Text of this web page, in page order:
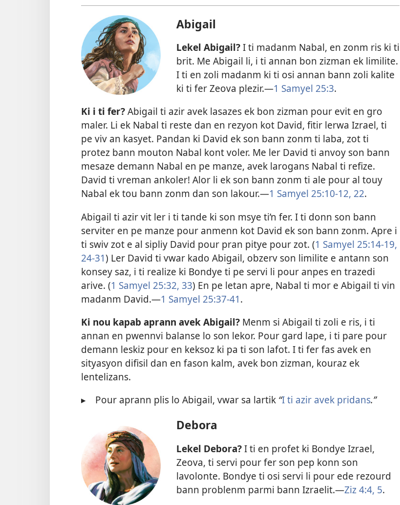
Abigail
Lekel Abigail?I ti madanm Nabal, en zonm ris ki ti
brit. Me Abigail li, i ti annan bon zizman ek limilite.
I ti en zoli madanm ki ti osi annan bann zoli kalite
ki ti fer Zeova plezir.​—1 Samyel 25:3.
Ki i ti fer?Abigail ti azir avek lasazes ek bon zizman pour evit en gro
maler. Li ek Nabal ti reste dan en rezyon kot David, fitir lerwa Izrael, ti
pe viv an kasyet. Pandan ki David ek son bann zonm ti laba, zot ti
protez bann mouton Nabal kont voler. Me ler David ti anvoy son bann
mesaze demann Nabal en pe manze, avek larogans Nabal ti refize.
David ti vreman ankoler! Alor li ek son bann zonm ti ale pour al touy
Nabal ek tou bann zonm dan son lakour.​—1 Samyel 25:10-12, 22.
Abigail ti azir vit ler i ti tande ki son msye ti’n fer. I ti donn son bann
serviter en pe manze pour anmenn kot David ek son bann zonm. Apre i
ti swiv zot e al sipliy David pour pran pitye pour zot. (1 Samyel 25:14-19,
24-31) Ler David ti vwar kado Abigail, obzerv son limilite e antann son
konsey saz, i ti realize ki Bondye ti pe servi li pour anpes en trazedi
arive. (1 Samyel 25:32, 33) En pe letan apre, Nabal ti mor e Abigail ti vin
madanm David.​—1 Samyel 25:37-41.
Ki nou kapab aprann avek Abigail? Menm si Abigail ti zoli e ris, i ti
annan en pwennvi balanse lo son lekor. Pour gard lape, i ti pare pour
demann leskiz pour en keksoz ki pa ti son lafot. I ti fer fas avek en
sityasyon difisil dan en fason kalm, avek bon zizman, kouraz ek
lentelizans.
▸
Pour aprann plis lo Abigail, vwar sa lartik “I ti azir avek pridans.”
Debora
Lekel Debora?I ti en profet ki Bondye Izrael,
Zeova, ti servi pour fer son pep konn son
lavolonte. Bondye ti osi servi li pour ede rezourd
bann problenm parmi bann Izraelit.​—Ziz 4:4, 5.